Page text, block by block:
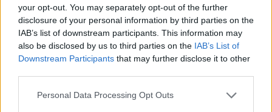
your opt-out. You may separately opt-out of the further
disclosure of your personal information by third parties on the
IAB’s list of downstream participants. This information may
also be disclosed by us to third parties on the IAB’s List of
Downstream Participants that may further disclose it to other
Please note that this website/app uses one or more Google
Personal Data Processing Opt Outs
A McLaren versenyzője szerint a látványosabb
futamok nem attól születnek, hogy az egyik autó
tele van elektromos energiával, a másik pedig
védekezni.